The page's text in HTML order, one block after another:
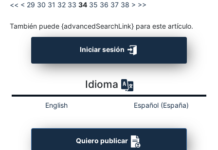
<< < 29 30 31 32 33 34 35 36 37 38 > >>
También puede {advancedSearchLink} para este artículo.
Iniciar sesión
Idioma
English Español (España)
Quiero publicar